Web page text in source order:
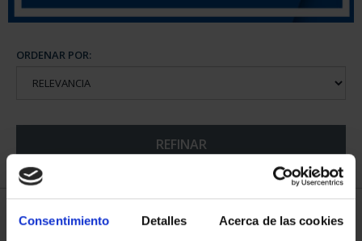
Consentimiento Detalles Acerca de las cookies
ORDENAR POR:
REFINAR
6 Productos encontrados